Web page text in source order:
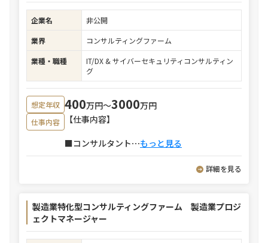
企業名
非公開
業界
コンサルティングファーム
業種・職種
IT/DX & サイバーセキュリティコンサルティン
グ
想定年収 400万円〜3000万円
仕事内容
【仕事内容】
■コンサルタント⋯もっと見る
詳細を見る
製造業特化型コンサルティングファーム 製造業プロジ
ェクトマネージャー